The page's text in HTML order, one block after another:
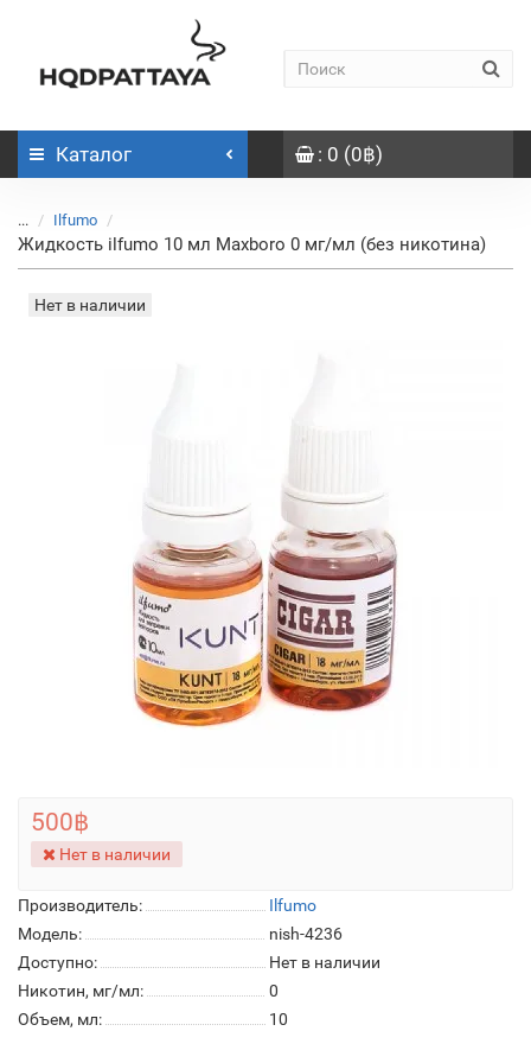
Каталог : 0 (0฿)
... Ilfumo
Жидкость ilfumo 10 мл Maxboro 0 мг/мл (без никотина)
Нет в наличии
Производитель:
Ilfumo
Модель:
nish-4236
Доступно:
Нет в наличии
Никотин, мг/мл:
0
Объем, мл:
10
500฿
Нет в наличии